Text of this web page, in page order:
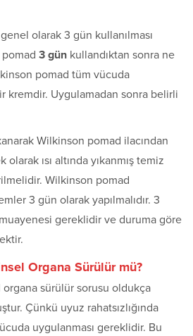
olarak 3 gün kullanılması
3 gün kullandıktan sonra ne
pomad tüm vücuda
kremdir. Uygulamadan sonra belirli
Wilkinson pomad ilacından
olarak ısı altında yıkanmış temiz
Wilkinson pomad
3 gün olarak yapılmalıdır. 3
gereklidir ve duruma göre
Organa Sürülür mü?
sürülür sorusu oldukça
Çünkü uyuz rahatsızlığında
uygulanması gereklidir. Bu